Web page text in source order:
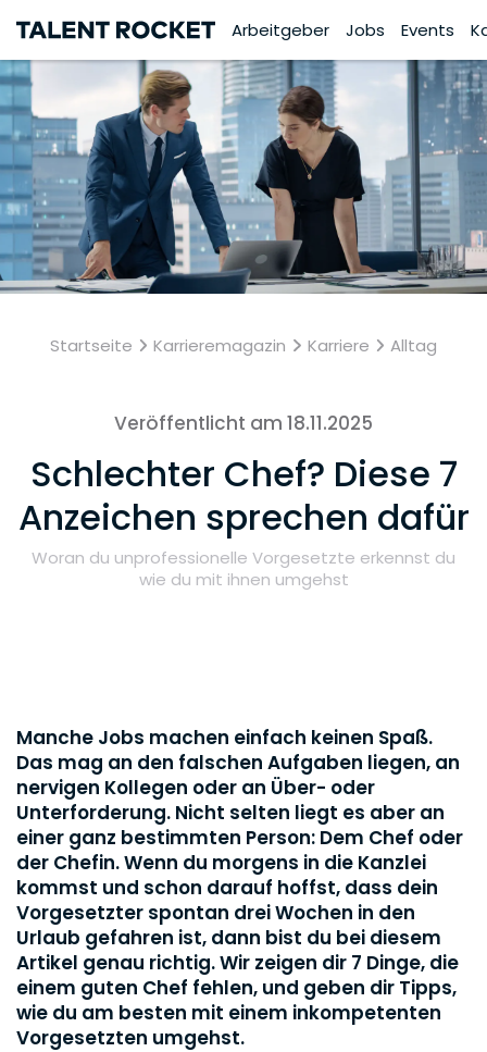
Arbeitgeber Jobs Events
Startseite Karrieremagazin Karriere Alltag
Veröffentlicht am 18.11.2025
Schlechter Chef? Diese 7
Anzeichen sprechen dafür
Woran du unprofessionelle Vorgesetzte erkennst du
wie du mit ihnen umgehst
Manche Jobs machen einfach keinen Spaß.
Das mag an den falschen Aufgaben liegen, an
nervigen Kollegen oder an Über- oder
Unterforderung. Nicht selten liegt es aber an
einer ganz bestimmten Person: Dem Chef oder
der Chefin. Wenn du morgens in die Kanzlei
kommst und schon darauf hoffst, dass dein
Vorgesetzter spontan drei Wochen in den
Urlaub gefahren ist, dann bist du bei diesem
Artikel genau richtig. Wir zeigen dir 7 Dinge, die
einem guten Chef fehlen, und geben dir Tipps,
wie du am besten mit einem inkompetenten
Vorgesetzten umgehst.